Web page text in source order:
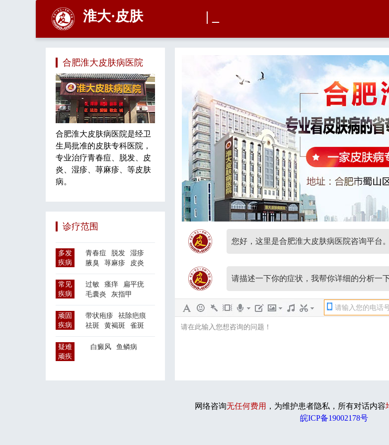
合肥淮大皮肤病医院
合肥淮大皮肤病医院是经卫
生局批准的皮肤专科医院，
专业治疗青春痘、脱发、皮
炎、湿疹、荨麻疹、等皮肤
病。
诊疗范围
多发
疾病
青春痘 脱发
湿疹
腋臭
荨麻疹 皮炎
常见
疾病
过敏 瘙痒
扁平疣
毛囊炎
灰指甲
顽固
疾病
带状疱疹
祛除疤痕
祛斑
黄褐斑 雀斑
疑难
顽疾
白癜风 鱼鳞病
您好，这里是合肥淮大皮肤病医院咨询平台。
请描述一下你的症状，我帮你详细的分析一下
网络咨询无任何费用 ，为维护患者隐私，所有对话内容
皖ICP备19002178号